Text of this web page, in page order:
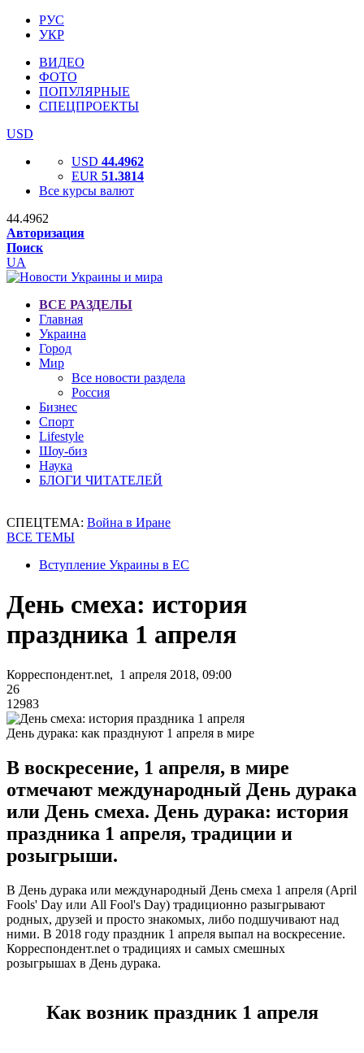
РУС
УКР
ВИДЕО
ФОТО
ПОПУЛЯРНЫЕ
СПЕЦПРОЕКТЫ
USD
USD 44.4962
EUR 51.3814
Все курсы валют
44.4962
Авторизация
Поиск
UA
ВСЕ РАЗДЕЛЫ
Главная
Украина
Город
Мир
Все новости раздела
Россия
Бизнес
Спорт
Lifestyle
Шоу-биз
Наука
БЛОГИ ЧИТАТЕЛЕЙ
СПЕЦТЕМА: Война в Иране
ВСЕ ТЕМЫ
Вступление Украины в ЕС
День смеха: история
праздника 1 апреля
Корреспондент.net, 1 апреля 2018, 09:00
26
12983
День дурака: как празднуют 1 апреля в мире
В воскресение, 1 апреля, в мире
отмечают международный День дурака
или День смеха. День дурака: история
праздника 1 апреля, традиции и
розыгрыши.
В День дурака или международный День смеха 1 апреля (April
Fools' Day или All Fool's Day) традиционно разыгрывают
родных, друзей и просто знакомых, либо подшучивают над
ними. В 2018 году праздник 1 апреля выпал на воскресение.
Корреспондент.net о традициях и самых смешных
розыгрышах в День дурака.
Как возник праздник 1 апреля